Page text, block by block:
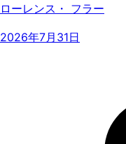
ローレンス・ フラー
2026年7月31日